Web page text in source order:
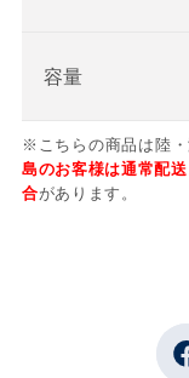
容量
※こちらの商品は陸
島のお客様は通常配
合があります。